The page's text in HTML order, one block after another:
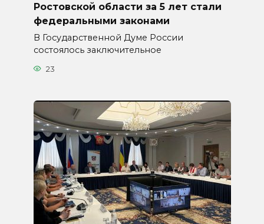
Ростовской области за 5 лет стали
федеральными законами
В Государственной Думе России
состоялось заключительное
23